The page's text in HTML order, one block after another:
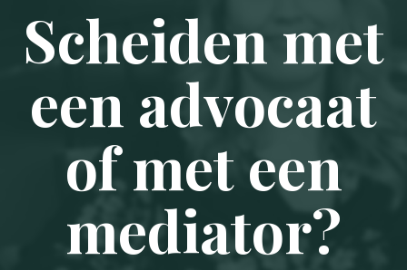
Scheiden met
een advocaat
of met een
mediator?